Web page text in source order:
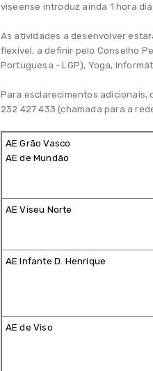
viseense introduz ainda 1 hora
As atividades a desenvolver
flexível, a definir pelo Conselho
Portuguesa - LGP), Yoga,
Para esclarecimentos adicionais,
232 427 433 (chamada para a
AE Grão Vasco
AE de Mundão
AE Viseu Norte
AE Infante D. Henrique
AE de Viso